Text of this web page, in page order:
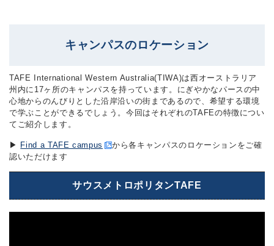
キャンパスのロケーション
TAFE International Western Australia(TIWA)は西オーストラリア
州内に17ヶ所のキャンパスを持っています。にぎやかなパースの中
心地からのんびりとした沿岸沿いの街まであるので、希望する環境
で学ぶことができるでしょう。今回はそれぞれのTAFEの特徴につい
てご紹介します。
▶︎ Find a TAFE campus
から各キャンパスのロケーションをご確
認いただけます
サウスメトロポリタンTAFE